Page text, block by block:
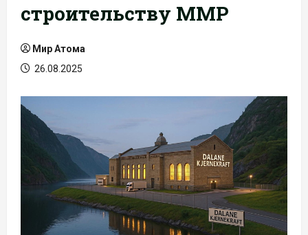
строительству ММР
Мир Атома
26.08.2025